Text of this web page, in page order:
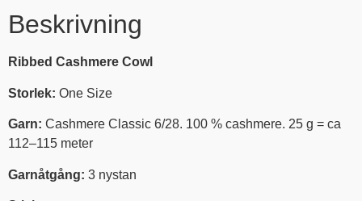
Beskrivning
Ribbed Cashmere Cowl
Storlek: One Size
Garn: Cashmere Classic 6/28. 100 % cashmere. 25 g = ca
112–115 meter
Garnåtgång: 3 nystan